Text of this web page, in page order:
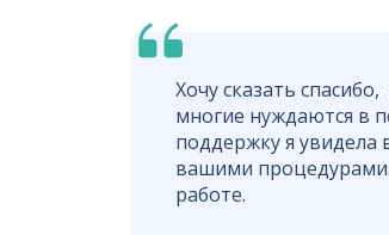
Хочу сказать
многие нуждаются в
поддержку я увидела
вашими
работе.